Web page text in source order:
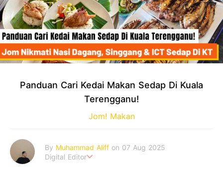
Panduan Cari Kedai Makan Sedap Di Kuala
Terengganu!
Jom! Makan
By Muhammad Aliff on 07 Aug 2025
Digital Editor